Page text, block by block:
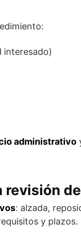
interesado)
administrativo
revisión
: alzada,
y plazos.